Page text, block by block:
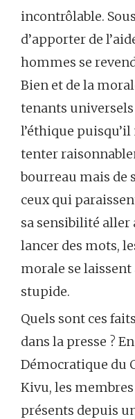
incontrôlable.
d’apporter de
hommes se
Bien et de la
tenants
l’éthique
tenter
bourreau mais de
ceux qui
sa sensibilité aller
lancer des mots,
morale se
stupide.
Quels sont ces
dans la presse ?
Démocratique du
Kivu, les
présents depuis